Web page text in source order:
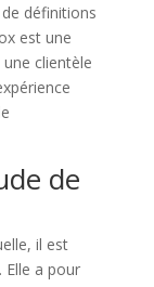
de définitions
est une
clientèle
de
il est
a pour